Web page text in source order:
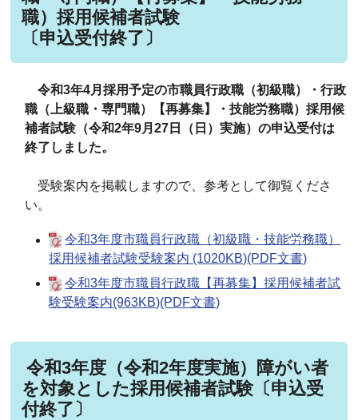
職）採用候補者試験
〔申込受付終了〕
令和3年4月採用予定の市職員行政職（初級職）・行政
職（上級職・専門職）【再募集】・技能労務職）採用候
補者試験（令和2年9月27日（日）実施）の申込受付は
終了しました。
受験案内を掲載しますので、参考として御覧くださ
い。
令和3年度市職員行政職（初級職・技能労務職）
採用候補者試験受験案内 (1020KB)(PDF文書)
令和3年度市職員行政職【再募集】採用候補者試
験受験案内(963KB)(PDF文書)
令和3年度（令和2年度実施）障がい者
を対象とした採用候補者試験〔申込受
付終了〕